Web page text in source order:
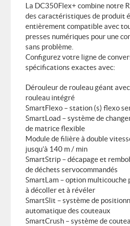
La DC350Flex+ combine notre
des caractéristiques de produit
entièrement compatible avec
presses numériques pour une
sans problème.
Configurez votre ligne de
spécifications exactes avec:
Dérouleur de rouleau géant
rouleau intégré
SmartFlexo – station (s) flexo
SmartLoad – système de
de matrice flexible
Module de filière à double
jusqu’à 140 m / min
SmartStrip – décapage et
de déchets servocommandés
SmartLam – option multicouche
à décoller et à révéler
SmartSlit – système de
automatique des couteaux
SmartCrush – système de